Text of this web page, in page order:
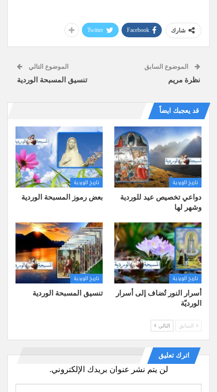
شارك Facebook
Twitter
الموضوع السابق
نظرة مريم
الموضوع التالي
تنسيق المسبحة الوردية
قد يعجبك ايضاً
تاريخ الوردية
دواعي تخصيص عيد للوردية
وشهر لها
تاريخ الوردية
بعض رموز المسبحة الوردية
تاريخ الوردية
أسرار النور تُضاف إلى أسرار
الورديّة
تاريخ الوردية
تنسيق المسبحة الوردية
السابق التالي
اترك تعليق
لن يتم نشر عنوان بريدك الإلكتروني.